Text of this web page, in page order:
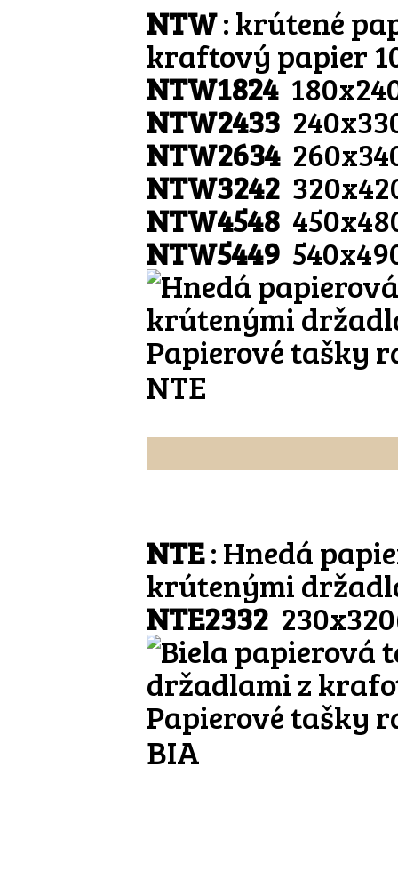
NTW: krútené
kraftový papier
NTW1824
NTW2433
NTW2634
NTW3242
NTW4548
NTW5449
Papierové tašky
NTE
NTE: Hnedá
krútenými
NTE2332
Papierové tašky
BIA